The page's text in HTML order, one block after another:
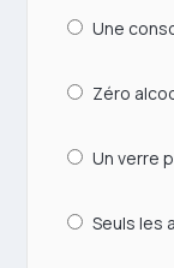
Une
Zéro
Un verre
Seuls les